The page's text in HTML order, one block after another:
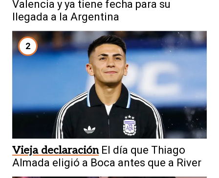
Valencia y ya tiene fecha para su
llegada a la Argentina
2
Vieja declaración El día que Thiago
Almada eligió a Boca antes que a River